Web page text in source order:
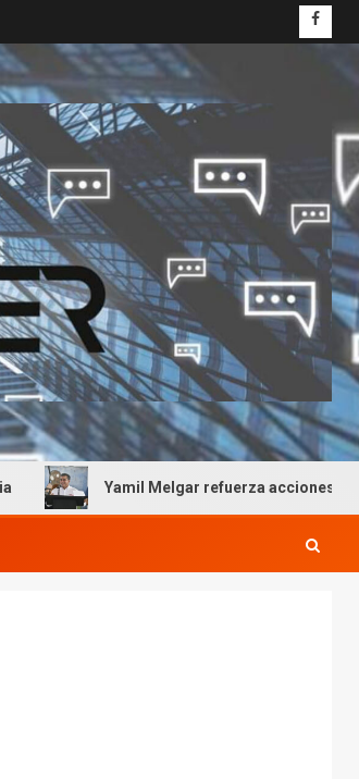
Yamil Melgar refuerza acciones preventivas por